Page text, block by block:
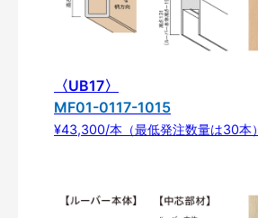
〈UB17〉
MF01-0117-1015
¥43,300/本（最低発注数量は30本）